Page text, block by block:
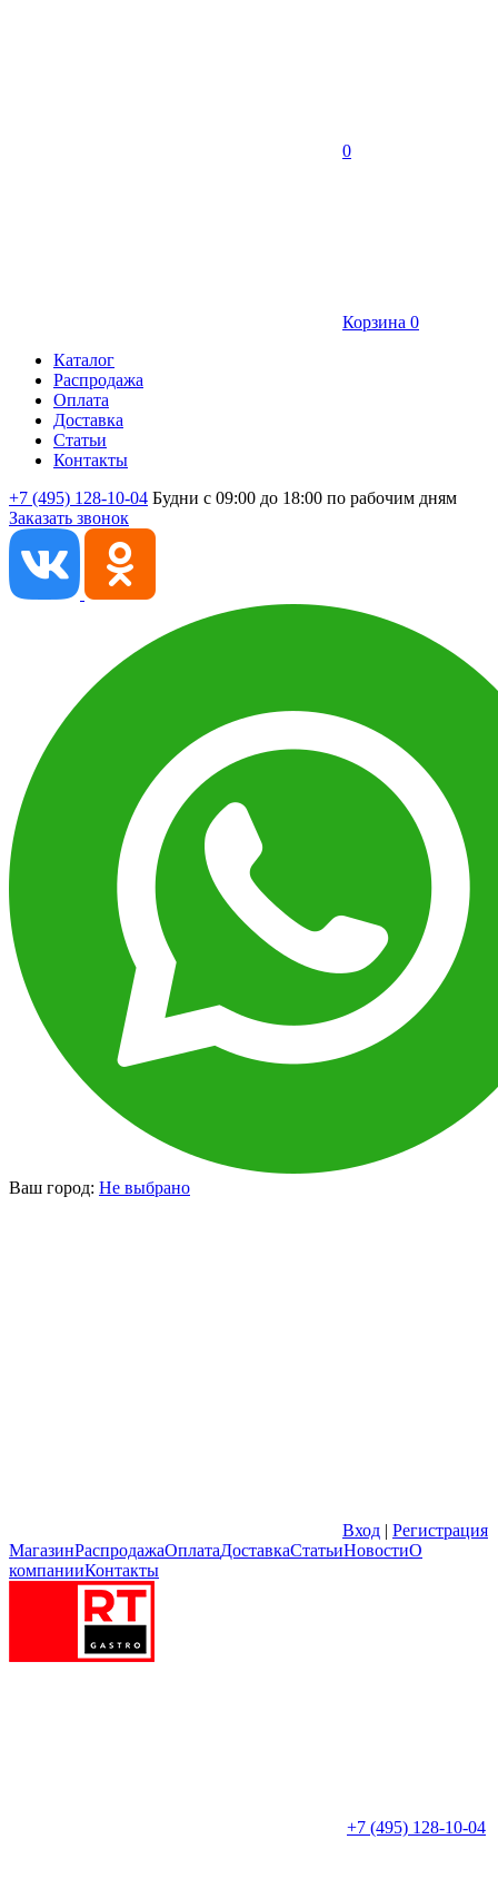
0
Корзина 0
Каталог
Распродажа
Оплата
Доставка
Статьи
Контакты
+7 (495) 128-10-04 Будни с 09:00 до 18:00 по рабочим дням
Заказать звонок
Ваш город: Не выбрано
Вход | Регистрация
МагазинРаспродажаОплатаДоставкаСтатьиНовостиО
компанииКонтакты
+7 (495) 128-10-04